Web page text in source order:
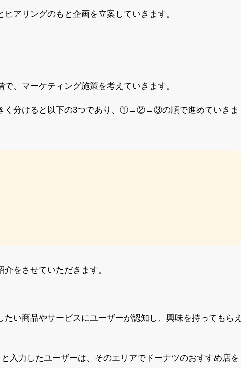
アリングのもと企画を立案していきます。
、マーケティング施策を考えていきます。
く分けると以下の3つであり、①→②→③の順で進めていきま
をさせていただきます。
い商品やサービスにユーザーが認知し、興味を持ってもらえ
入力したユーザーは、そのエリアでドーナツのおすすめ店を